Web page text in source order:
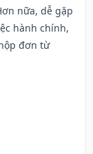
nữa, dễ gặp
hành chính,
đơn từ